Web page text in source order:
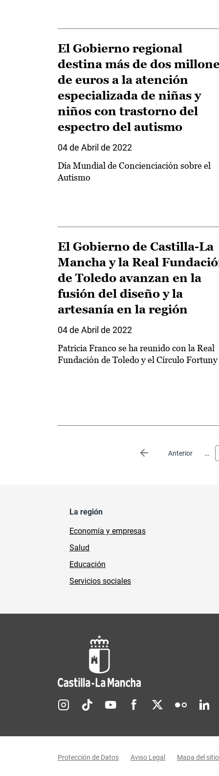
El Gobierno regional
destina más de dos
de euros a la atención
especializada de niñas y
niños con trastorno del
espectro del autismo
04 de Abril de 2022
Día Mundial de Concienciación sobre el
Autismo
El Gobierno de Castilla-La
Mancha y la Real
de Toledo avanzan en la
fusión del diseño y la
artesanía en la región
04 de Abril de 2022
Patricia Franco se ha reunido con la Real
Fundación de Toledo y el Círculo Fortuny
Anterior
Página anterior …
La región
Economía y empresas
Salud
Educación
Servicios sociales
Redes sociales JCCM
Protección de Datos Aviso Legal Mapa del sitio